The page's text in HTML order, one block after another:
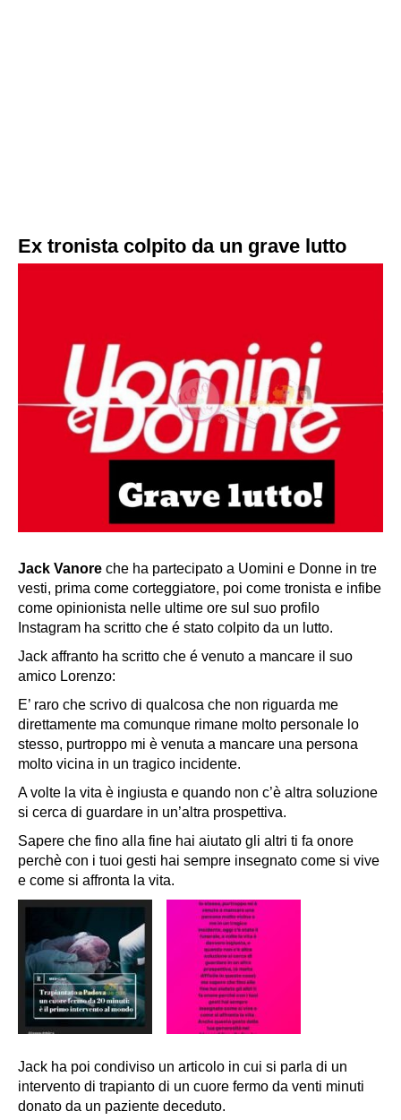
Ex tronista colpito da un grave lutto
Jack Vanore che ha partecipato a Uomini e Donne in tre
vesti, prima come corteggiatore, poi come tronista e infibe
come opinionista nelle ultime ore sul suo profilo
Instagram ha scritto che é stato colpito da un lutto.
Jack affranto ha scritto che é venuto a mancare il suo
amico Lorenzo:
E’ raro che scrivo di qualcosa che non riguarda me
direttamente ma comunque rimane molto personale lo
stesso, purtroppo mi è venuta a mancare una persona
molto vicina in un tragico incidente.
A volte la vita è ingiusta e quando non c’è altra soluzione
si cerca di guardare in un’altra prospettiva.
Sapere che fino alla fine hai aiutato gli altri ti fa onore
perchè con i tuoi gesti hai sempre insegnato come si vive
e come si affronta la vita.
Jack ha poi condiviso un articolo in cui si parla di un
intervento di trapianto di un cuore fermo da venti minuti
donato da un paziente deceduto.